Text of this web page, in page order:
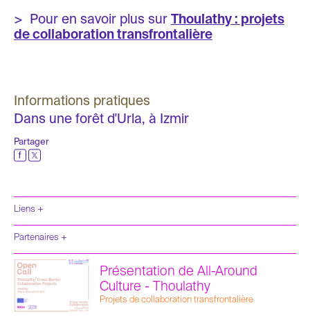
Liens +
Partenaires +
Union européenne
Culture Resource
MitOst
MMAG
Foundation
Présentation de All-Around
Culture - Thoulathy
Projets de collaboration transfrontalière
> Pour en savoir plus sur Thoulathy : projets
de collaboration transfrontalière
Informations pratiques
Dans une forêt d'Urla, à Izmir
Partager